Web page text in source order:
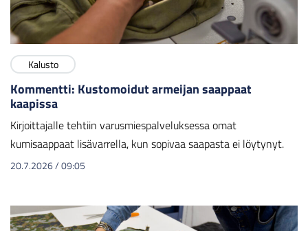
Kalusto
Kommentti: Kustomoidut armeijan saappaat
kaapissa
Kirjoittajalle tehtiin varusmiespalveluksessa omat
kumisaappaat lisävarrella, kun sopivaa saapasta ei löytynyt.
20.7.2026/09:05